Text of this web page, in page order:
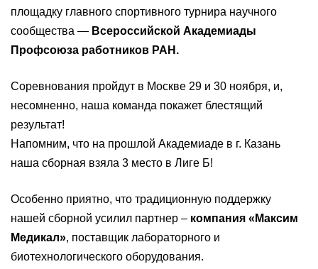
площадку главного спортивного турнира научного
сообщества — Всероссийской Академиады
Профсоюза работников РАН.
Соревнования пройдут в Москве 29 и 30 ноября, и,
несомненно, наша команда покажет блестящий
результат!
Напомним, что на прошлой Академиаде в г. Казань
наша сборная взяла 3 место в Лиге Б!
Особенно приятно, что традиционную поддержку
нашей сборной усилил партнер – компания «Максим
Медикал», поставщик лабораторного и
биотехнологического оборудования.